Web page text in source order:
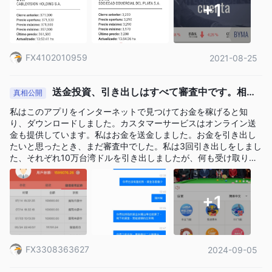
+1
FX4102010959 2021-08-25
真相公開
送金投資、引き出しはすべて審査中です。相手
からの送金をまったく受け取っていませんし、引き出し審
査中のお金が消えました。
私はこのアプリをインターネットで見つけてお金を稼げると知
り、ダウンロードしました。カスタマーサービスはオンライン送
金も提供しています。私はお金を送金しました。お金を引き出し
たいと思ったとき、まだ審査中でした。私は3回引き出しをしまし
た、それぞれ10万台湾ドルを引き出しましたが、何も受け取りま
せんでした。何度もカスタマーサービスに問い合わせましたが、
返事はありませんでした。再びこのプラットフォームにログイン
したとき、引き出したお金がなくなっていることに気づきまし
た。元々は190万を超えていましたが、今では150万を少し超える
だけです。これは明らかに私のお金を騙す詐欺です。
+1
FX3308363627 2024-09-05